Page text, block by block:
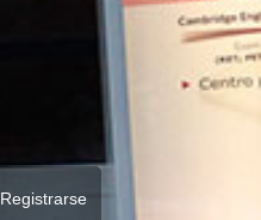
Registrarse